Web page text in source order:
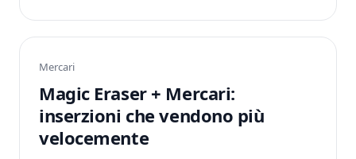
Mercari
Magic Eraser + Mercari:
inserzioni che vendono più
velocemente